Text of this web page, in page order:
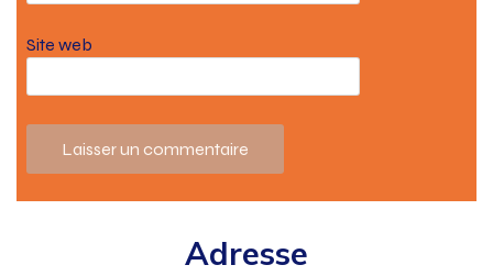
Site web
Adresse